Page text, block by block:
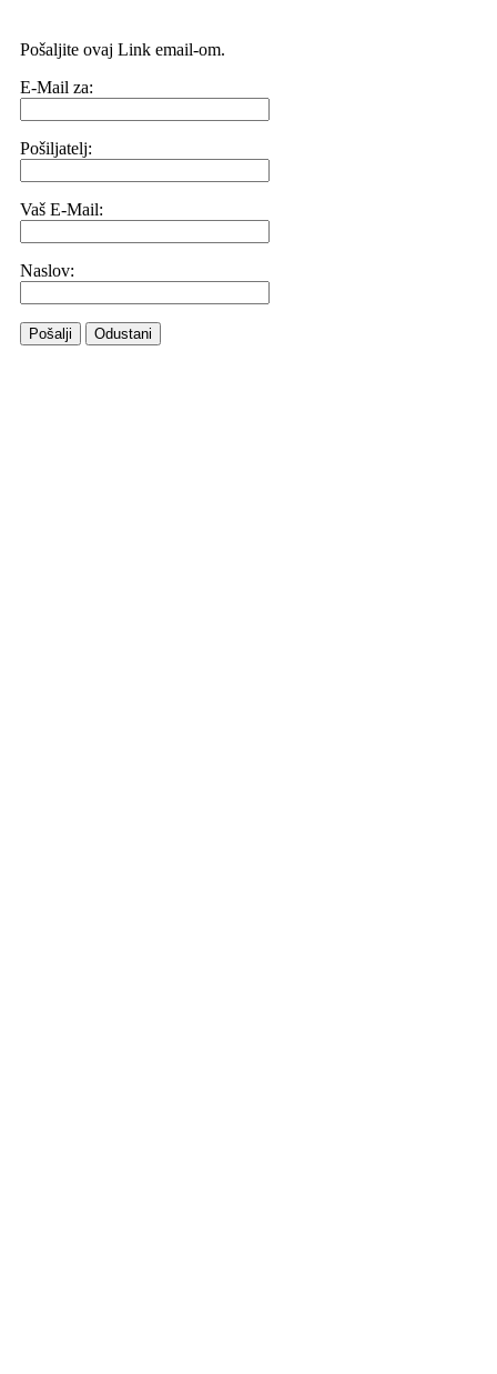
Pošaljite ovaj Link email-om.
E-Mail za:
Pošiljatelj:
Vaš E-Mail:
Naslov:
Pošalji Odustani